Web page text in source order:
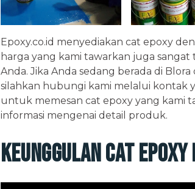
Epoxy.co.id menyediakan cat epoxy
harga yang kami tawarkan juga
Anda. Jika Anda sedang berada di
silahkan hubungi kami melalui kontak
untuk memesan cat epoxy yang kami
informasi mengenai detail produk.
Keunggulan Cat